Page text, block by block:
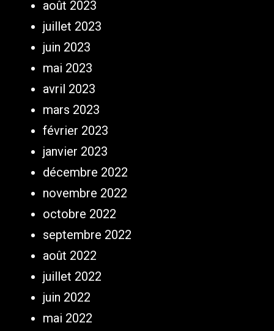
août 2023
juillet 2023
juin 2023
mai 2023
avril 2023
mars 2023
février 2023
janvier 2023
décembre 2022
novembre 2022
octobre 2022
septembre 2022
août 2022
juillet 2022
juin 2022
mai 2022